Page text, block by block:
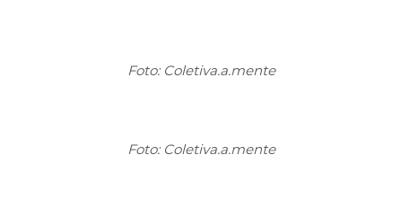
Foto: Coletiva.a.mente
Foto: Coletiva.a.mente